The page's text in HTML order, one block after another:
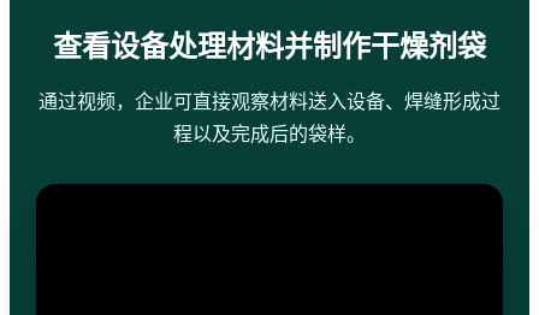
查看设备处理材料并制作干燥剂袋
通过视频，企业可直接观察材料送入设备、焊缝形成过
程以及完成后的袋样。